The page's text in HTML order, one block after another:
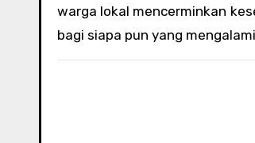
warga lokal mencerminkan
bagi siapa pun yang